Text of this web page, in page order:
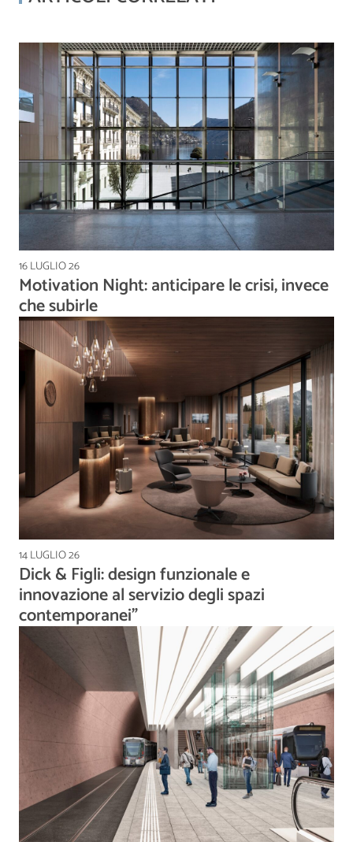
16 LUGLIO 26
Motivation Night: anticipare le crisi, invece
che subirle
14 LUGLIO 26
Dick & Figli: design funzionale e
innovazione al servizio degli spazi
contemporanei”